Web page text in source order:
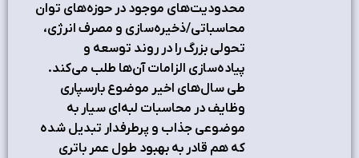
محدودیت‌های موجود در حوزه‌های توان
محاسباتی/ذخیره‌سازی و مصرف انرژی،
تحولی بزرگ را در روند توسعه و
پیاده‌سازی الزامات آن‌ها طلب می‌کند.
طی سال‌های اخیر موضوع بارسپاری
وظایف در محاسبات لبه‌ای سیار به
موضوعی جذاب و پرطرفدار تبدیل شده
که هم قادر به بهبود طول عمر باتری